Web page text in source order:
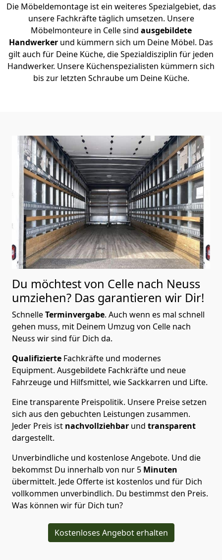
Die Möbeldemontage ist ein weiteres Spezialgebiet, das
unsere Fachkräfte täglich umsetzen. Unsere
Möbelmonteure in Celle sind ausgebildete
Handwerker und kümmern sich um Deine Möbel. Das
gilt auch für Deine Küche, die Spezialdisziplin für jeden
Handwerker. Unsere Küchenspezialisten kümmern sich
bis zur letzten Schraube um Deine Küche.
Du möchtest von Celle nach Neuss
umziehen? Das garantieren wir Dir!
SchnelleTerminvergabe. Auch wenn es mal schnell
gehen muss, mit Deinem Umzug von Celle nach
Neuss wir sind für Dich da.
Qualifizierte Fachkräfte und modernes
Equipment. Ausgebildete Fachkräfte und neue
Fahrzeuge und Hilfsmittel, wie Sackkarren und Lifte.
Eine transparente Preispolitik. Unsere Preise setzen
sich aus den gebuchten Leistungen zusammen.
Jeder Preis ist nachvollziehbar und transparent
dargestellt.
Unverbindliche und kostenlose Angebote. Und die
bekommst Du innerhalb von nur 5 Minuten
übermittelt. Jede Offerte ist kostenlos und für Dich
vollkommen unverbindlich. Du bestimmst den Preis.
Was können wir für Dich tun?
Kostenloses Angebot erhalten